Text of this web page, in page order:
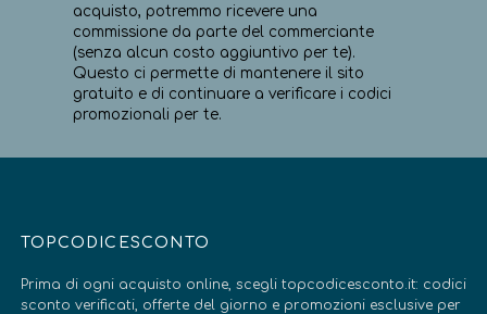
acquisto, potremmo ricevere una
commissione da parte del commerciante
(senza alcun costo aggiuntivo per te).
Questo ci permette di mantenere il sito
gratuito e di continuare a verificare i codici
promozionali per te.
TOPCODICESCONTO
Prima di ogni acquisto online, scegli topcodicesconto.it: codici
sconto verificati, offerte del giorno e promozioni esclusive per